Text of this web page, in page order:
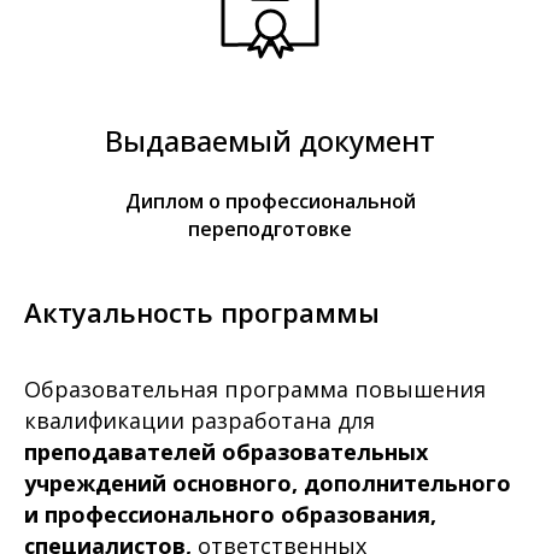
Выдаваемый документ
Диплом о профессиональной
переподготовке
Актуальность программы
Образовательная программа повышения
квалификации разработана для
преподавателей образовательных
учреждений основного, дополнительного
и профессионального образования,
специалистов, ответственных